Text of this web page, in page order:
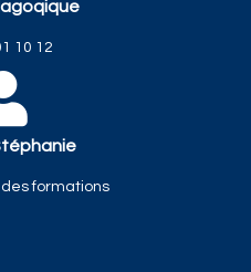
10 12
formations